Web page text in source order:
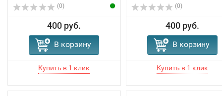
(0)
400 руб.
В корзину
(0)
400 руб.
В корзину